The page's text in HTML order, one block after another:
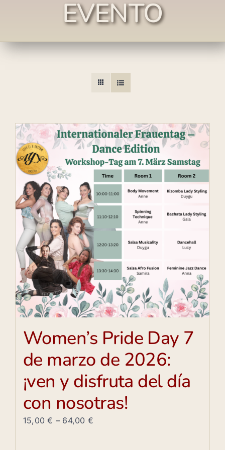
EVENTO
Women’s Pride Day 7
de marzo de 2026:
¡ven y disfruta del día
con nosotras!
15,00€ – 64,00 €